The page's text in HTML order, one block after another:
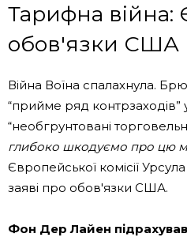
Тарифна війна:
обов'язки США
Війна Воїна спалахнула.
“прийме ряд контрзаходів”
“необгрунтовані
глибоко шкодуємо про цю
Європейської комісії
заяві про обов'язки США.
Фон Дер Лайен